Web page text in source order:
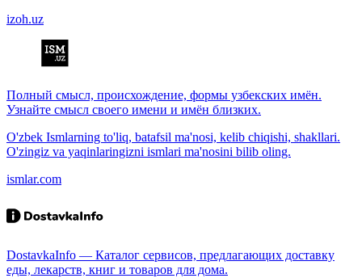
izoh.uz
Полный смысл, происхождение, формы узбекских имён.
Узнайте смысл своего имени и имён близких.
O'zbek Ismlarning to'liq, batafsil ma'nosi, kelib chiqishi, shakllari.
O'zingiz va yaqinlaringizni ismlari ma'nosini bilib oling.
ismlar.com
DostavkaInfo — Каталог сервисов, предлагающих доставку
еды, лекарств, книг и товаров для дома.